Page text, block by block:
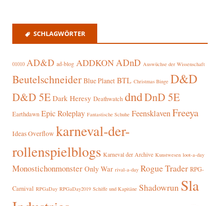
SCHLAGWÖRTER
01010 AD&D ad-blog ADDKONADnD Auswüchse der Wissenschaft
Beutelschneider Blue Planet BTL Christmas Binge D&D
D&D 5E Dark Heresy Deathwatch dndDnD 5E
Earthdawn Epic Roleplay Fantastische Schuhe FeensklavenFreeya
Ideas Overflow karneval-der-
rollenspielblogs Karneval der Archive Kunstwesen loot-a-day
Monostichonmonster Only War rival-a-day Rogue Trader RPG-
Carnival RPGaDay RPGaDay2019 Schiffe und Kapitäne Shadowrun Sla